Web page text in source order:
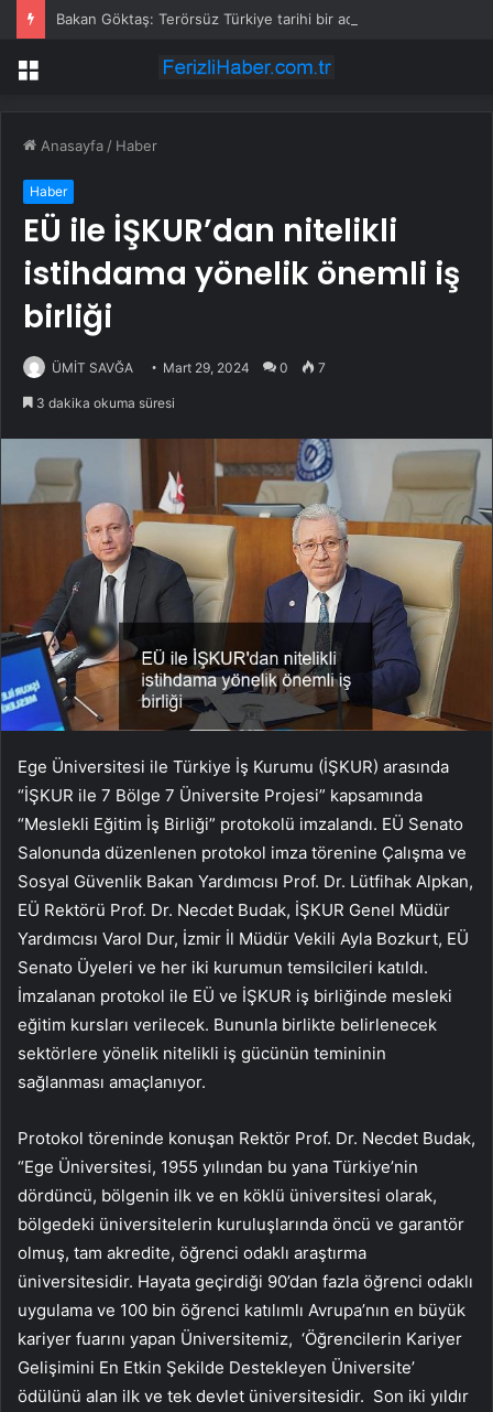
Bakan Göktaş: Terörsüz Türkiye tarihi bir adımdır
Menü
Anasayfa / Haber
Haber
EÜ ile İŞKUR’dan nitelikli
istihdama yönelik önemli iş
birliği
ÜMİT SAVĞA Mart 29, 2024 0 7
3 dakika okuma süresi
Ege Üniversitesi ile Türkiye İş Kurumu (İŞKUR) arasında
“İŞKUR ile 7 Bölge 7 Üniversite Projesi” kapsamında
“Meslekli Eğitim İş Birliği” protokolü imzalandı. EÜ Senato
Salonunda düzenlenen protokol imza törenine Çalışma ve
Sosyal Güvenlik Bakan Yardımcısı Prof. Dr. Lütfihak Alpkan,
EÜ Rektörü Prof. Dr. Necdet Budak, İŞKUR Genel Müdür
Yardımcısı Varol Dur, İzmir İl Müdür Vekili Ayla Bozkurt, EÜ
Senato Üyeleri ve her iki kurumun temsilcileri katıldı.
İmzalanan protokol ile EÜ ve İŞKUR iş birliğinde mesleki
eğitim kursları verilecek. Bununla birlikte belirlenecek
sektörlere yönelik nitelikli iş gücünün temininin
sağlanması amaçlanıyor.
Protokol töreninde konuşan Rektör Prof. Dr. Necdet Budak,
“Ege Üniversitesi, 1955 yılından bu yana Türkiye’nin
dördüncü, bölgenin ilk ve en köklü üniversitesi olarak,
bölgedeki üniversitelerin kuruluşlarında öncü ve garantör
olmuş, tam akredite, öğrenci odaklı araştırma
üniversitesidir. Hayata geçirdiği 90’dan fazla öğrenci odaklı
uygulama ve 100 bin öğrenci katılımlı Avrupa’nın en büyük
kariyer fuarını yapan Üniversitemiz, ‘Öğrencilerin Kariyer
Gelişimini En Etkin Şekilde Destekleyen Üniversite’
ödülünü alan ilk ve tek devlet üniversitesidir. Son iki yıldır